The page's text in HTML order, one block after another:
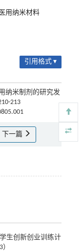
医用纳米材料
引用格式 ▾
纳米制剂的研究发
213
下一篇
学生创新创业训练计